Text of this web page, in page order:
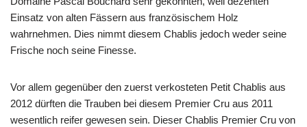
Einsatz von alten Fässern aus französischem Holz
wahrnehmen. Dies nimmt diesem Chablis jedoch weder seine
Frische noch seine Finesse.
Vor allem gegenüber den zuerst verkosteten Petit Chablis aus
2012 dürften die Trauben bei diesem Premier Cru aus 2011
wesentlich reifer gewesen sein. Dieser Chablis Premier Cru von